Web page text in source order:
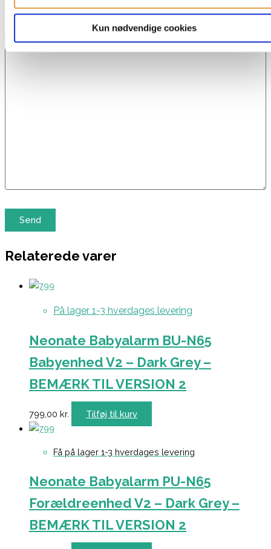
Kun nødvendige cookies
Relaterede varer
På lager 1-3 hverdages levering
Neonate Babyalarm BU-N65
Babyenhed V2 – Dark Grey –
BEMÆRK TIL VERSION 2
799,00 kr. Tilføj til kurv
Få på lager 1-3 hverdages levering
Neonate Babyalarm PU-N65
Forældreenhed V2 – Dark Grey –
BEMÆRK TIL VERSION 2